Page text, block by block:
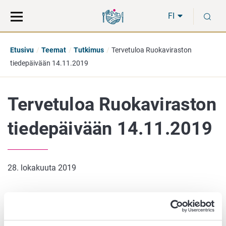
suoraan
sisältöön
koko
sivuston
FI
Etusivu Teemat Tutkimus
Tervetuloa Ruokaviraston
tiedepäivään 14.11.2019
Tervetuloa Ruokaviraston
tiedepäivään 14.11.2019
28. lokakuuta 2019
mahdollisuus tutustua kasvien, eläinten terveyden ja
hyvinvoinnin sekä elintarviketurvallisuuden tieteelliseen